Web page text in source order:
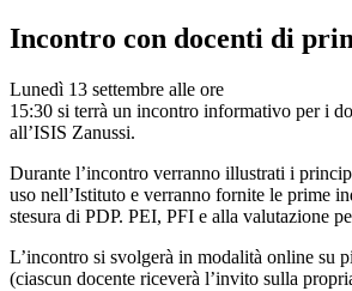
Incontro con docenti di
Lunedì 13 settembre alle ore
15:30 si terrà un incontro informativo per i
all’ISIS Zanussi.
Durante l’incontro verranno illustrati i
uso nell’Istituto e verranno fornite le prime
stesura di PDP. PEI, PFI e alla valutazione
L’incontro si svolgerà in modalità online su
(ciascun docente riceverà l’invito sulla